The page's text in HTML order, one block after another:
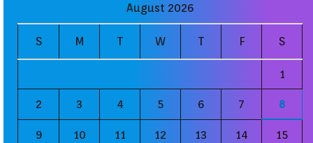
August 2026
S M T W T F S
1
2 3 4 5 6 7 8
9 10 11 12 13 14 15